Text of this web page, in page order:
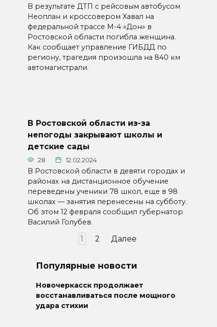
В результате ДТП с рейсовым автобусом
Неоплан и кроссовером Хавал на
федеральной трассе М-4 «Дон» в
Ростовской области погибла женщина.
Как сообщает управление ГИБДД по
региону, трагедия произошла на 840 км
автомагистрали.
В Ростовской области из-за
непогоды закрывают школы и
детские сады
28 12.02.2024
В Ростовской области в девяти городах и
районах на дистанционное обучение
переведены ученики 78 школ, еще в 98
школах — занятия перенесены на субботу.
Об этом 12 февраля сообщил губернатор
Василий Голубев.
1 2 Далее
Популярные новости
Новочеркасск продолжает
восстанавливаться после мощного
удара стихии